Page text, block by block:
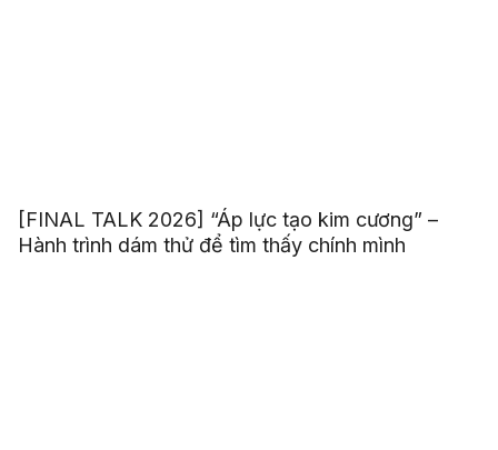
[FINAL TALK 2026] “Áp lực tạo kim cương” –
Hành trình dám thử để tìm thấy chính mình